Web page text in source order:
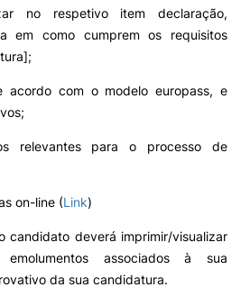
no respetivo item declaração,
em como cumprem os requisitos
acordo com o modelo europass, e
relevantes para o processo de
on-line (Link)
candidato deverá imprimir/visualizar
associados à sua
da sua candidatura.